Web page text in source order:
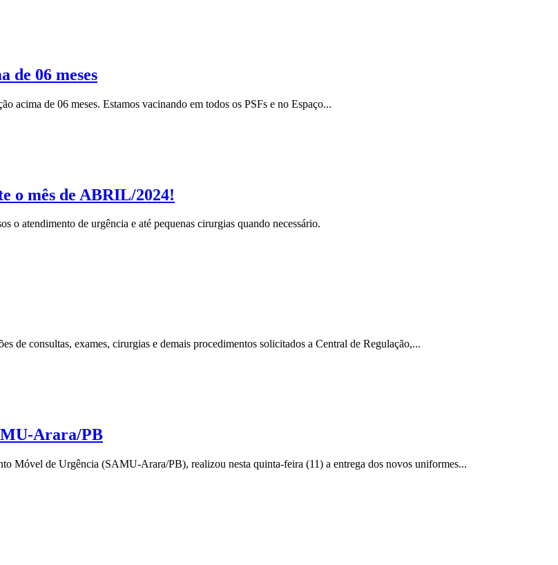
de 06 meses
acima de 06 meses. Estamos vacinando em todos os PSFs e no Espaço...
o mês de ABRIL/2024!
o atendimento de urgência e até pequenas cirurgias quando necessário.
de consultas, exames, cirurgias e demais procedimentos solicitados a Central de Regulação,...
Arara/PB
Móvel de Urgência (SAMU-Arara/PB), realizou nesta quinta-feira (11) a entrega dos novos uniformes...